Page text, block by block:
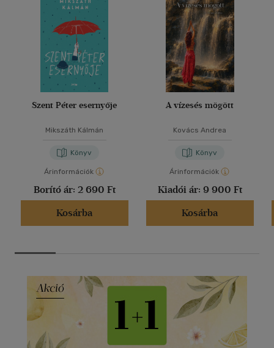
Szent Péter esernyője
Mikszáth Kálmán
Könyv
Árinformációk
Borító ár: 2 690 Ft
Kosárba
A vízesés mögött
Kovács Andrea
Könyv
Árinformációk
Kiadói ár: 9 900 Ft
Kosárba